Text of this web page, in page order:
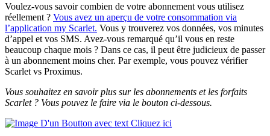
Voulez-vous savoir combien de votre abonnement vous utilisez
réellement ? Vous avez un aperçu de votre consommation via
l’application my Scarlet. Vous y trouverez vos données, vos minutes
d’appel et vos SMS. Avez-vous remarqué qu’il vous en reste
beaucoup chaque mois ? Dans ce cas, il peut être judicieux de passer
à un abonnement moins cher. Par exemple, vous pouvez vérifier
Scarlet vs Proximus.
Vous souhaitez en savoir plus sur les abonnements et les forfaits
Scarlet ? Vous pouvez le faire via le bouton ci-dessous.